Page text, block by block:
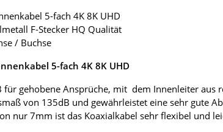
5-fach 4K 8K UHD
F-Stecker HQ Qualität
/ Buchse
5-fach 4K 8K UHD
gehobene Ansprüche, mit dem Innenleiter aus
von 135dB und gewährleistet eine sehr gute
nur 7mm ist das Koaxialkabel sehr flexibel und